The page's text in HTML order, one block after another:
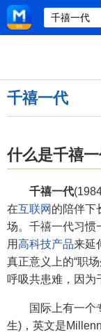
千禧一代
什么是千禧
千禧一代
在互联网 的陪伴下
场。千禧一代习惯
用高科技产品来延
真正意义上的“职
呼吸共患难，因为
国际上有一个专
生)，英文是